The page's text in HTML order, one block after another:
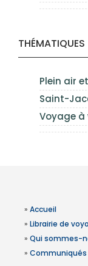
THÉMATIQUES
Plein air
Saint-
Voyage à
» Accueil
» Librairie de
» Qui sommes-
» Communiqués